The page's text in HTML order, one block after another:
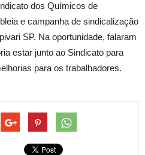
dos Químicos de
e campanha de sindicalização
SP. Na oportunidade, falaram
estar junto ao Sindicato para
para os trabalhadores.